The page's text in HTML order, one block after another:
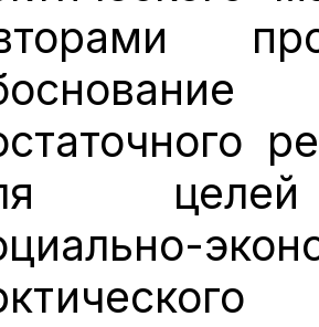
целей